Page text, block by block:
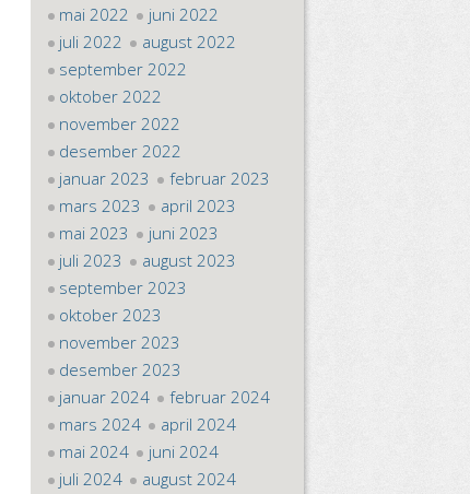
mai 2022
juni 2022
juli 2022
august 2022
september 2022
oktober 2022
november 2022
desember 2022
januar 2023
februar 2023
mars 2023
april 2023
mai 2023
juni 2023
juli 2023
august 2023
september 2023
oktober 2023
november 2023
desember 2023
januar 2024
februar 2024
mars 2024
april 2024
mai 2024
juni 2024
juli 2024
august 2024